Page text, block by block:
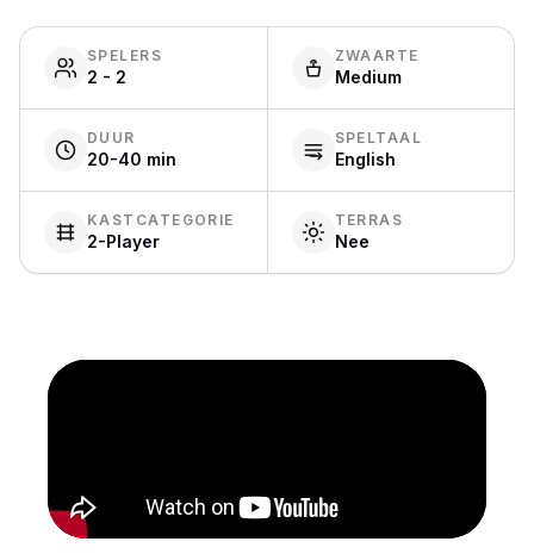
SPELERS
2 - 2
ZWAARTE
Medium
DUUR
20-40 min
SPELTAAL
English
KASTCATEGORIE
2-Player
TERRAS
Nee